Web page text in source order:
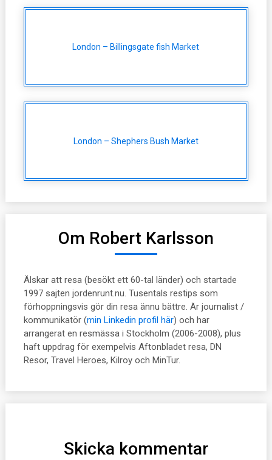
London – Billingsgate fish Market
London – Shephers Bush Market
Om Robert Karlsson
Älskar att resa (besökt ett 60-tal länder) och startade
1997 sajten jordenrunt.nu. Tusentals restips som
förhoppningsvis gör din resa ännu bättre. Är journalist /
kommunikatör (min Linkedin profil här) och har
arrangerat en resmässa i Stockholm (2006-2008), plus
haft uppdrag för exempelvis Aftonbladet resa, DN
Resor, Travel Heroes, Kilroy och MinTur.
Skicka kommentar